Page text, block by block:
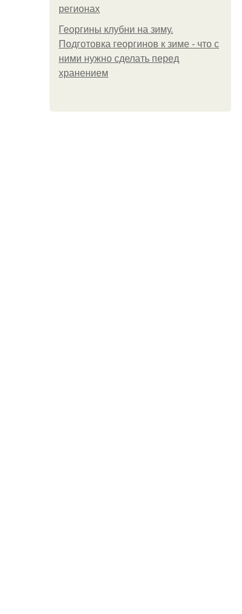
регионах
Георгины клубни на зиму.
Подготовка георгинов к зиме - что с
ними нужно сделать перед
хранением